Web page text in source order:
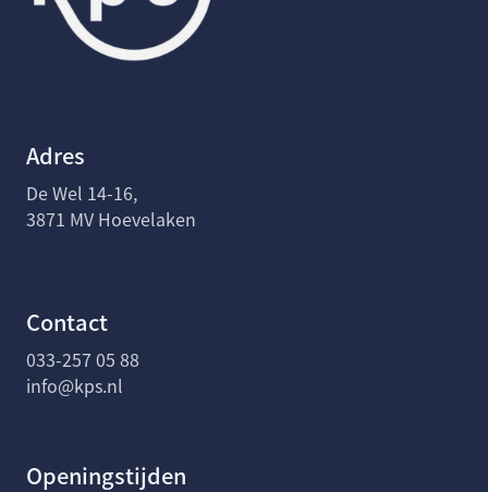
Adres
De Wel 14-16,
3871 MV Hoevelaken
Contact
033-257 05 88
info@kps.nl
Openingstijden